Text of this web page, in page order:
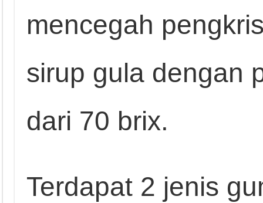
mencegah
sirup gula dengan
dari 70 brix.
Terdapat 2 jenis